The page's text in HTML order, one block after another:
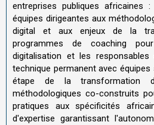
entreprises publiques africaines
équipes dirigeantes aux
digital et aux enjeux de la
programmes de coaching
digitalisation et les responsables
technique permanent avec
étape de la transformation
méthodologiques co-construits
pratiques aux spécificités
d'expertise garantissant